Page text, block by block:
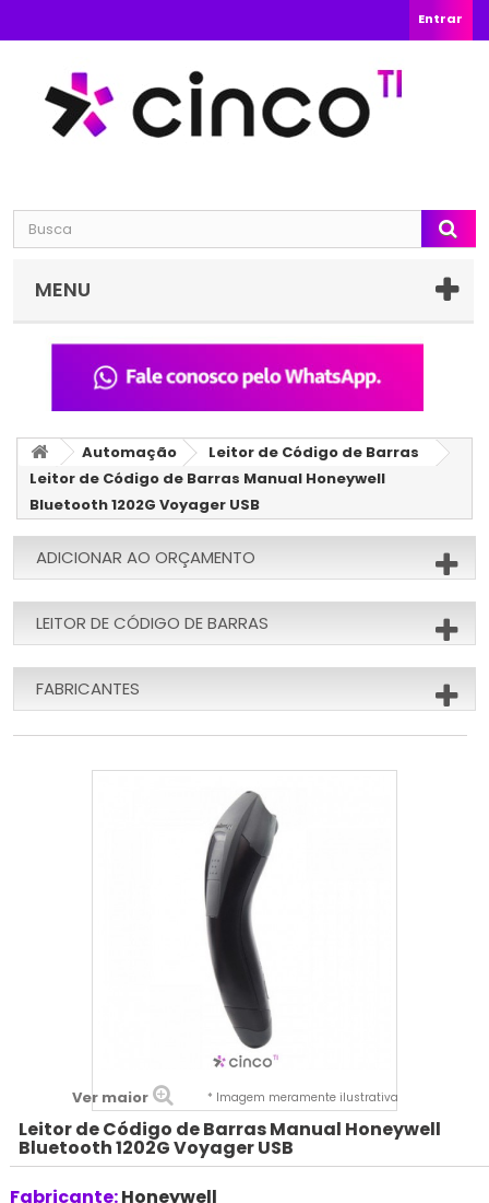
Entrar
MENU
Automação
Leitor de Código de Barras
Leitor de Código de Barras Manual Honeywell
Bluetooth 1202G Voyager USB
ADICIONAR AO ORÇAMENTO
LEITOR DE CÓDIGO DE BARRAS
FABRICANTES
Ver maior * Imagem meramente ilustrativa
Leitor de Código de Barras Manual Honeywell
Bluetooth 1202G Voyager USB
Fabricante:Honeywell